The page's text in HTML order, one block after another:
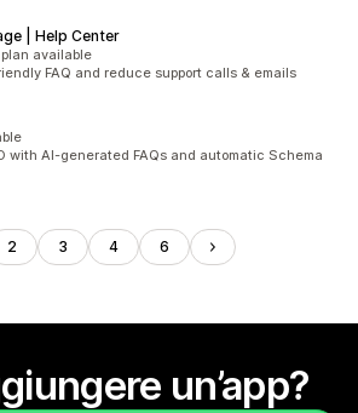
| Help Center
plan available
FAQ and reduce support calls & emails
with AI-generated FAQs and automatic Schema
2 3 4 6
un’app?